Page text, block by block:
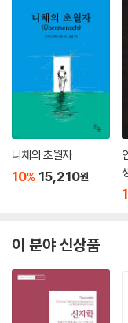
죽음의 관념이 삶에 불
오락=위락이다. 파스칼
다. 하지만 인생에서 좋
위락으로 머물지 않는다.
인간의 인생 전체가 위락
키의 고백이 우리에게
밀 열쇠다. -61, 62쪽에서
모든 것을 가치로만 판단
유용성의 차원에 반대하다
철학이나 사유, 또는 예
수적 요소는 아니다. 그
까. 왜 사는 데 아무짝에
술작품을 보며 정신과 마
던 일상의 사소한 문제를
니체의 초월자
10% 15,210원
이 분야 신상품